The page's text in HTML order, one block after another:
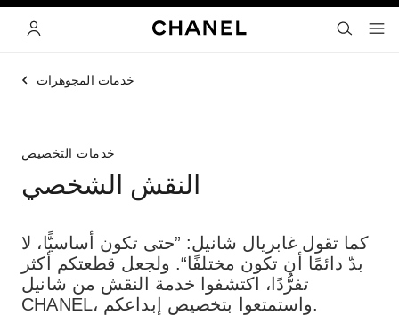
القائمة- المتصفح الرئيسي
- المتصفح الرئيسي
البحث
خدمات المجوهرات
خدمات التخصيص
النقش الشخصي
كما تقول غابريال شانيل: ”حتى تكون أساسيًّا، لا
بدّ دائمًا أن تكون مختلفًا“. ولجعل قطعتكم أكثر
تفرُّدًا، اكتشفوا خدمة النقش من شانيل
CHANEL، واستمتعوا بتخصيص إبداعكم.